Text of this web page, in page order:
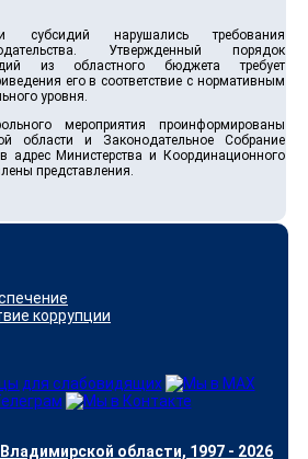
субсидий нарушались требования
Утвержденный порядок
из областного бюджета требует
его в соответствие с нормативным
уровня.
мероприятия проинформированы
области и Законодательное Собрание
адрес Министерства и Координационного
представления.
коррупции
области, 1997 - 2026